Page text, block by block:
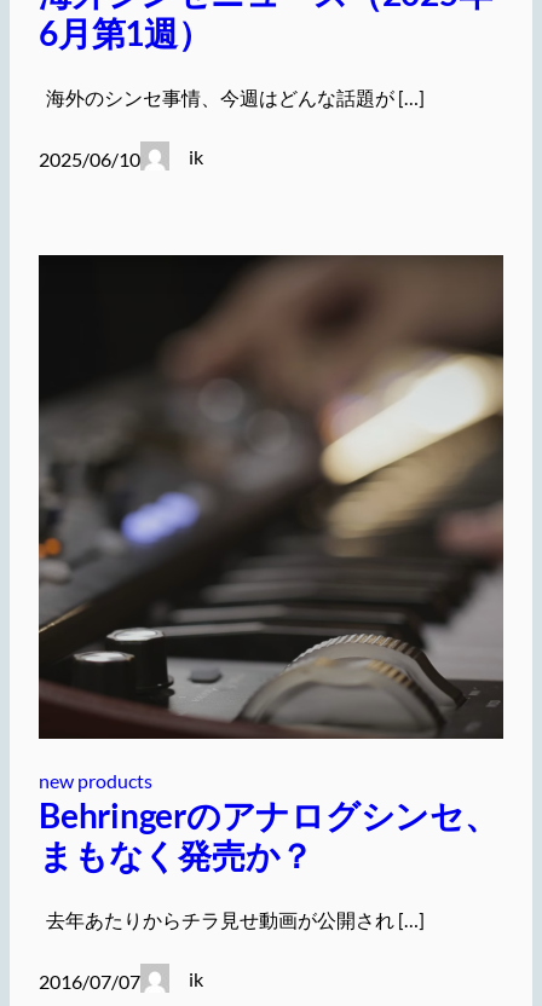
6月第1週）
海外のシンセ事情、今週はどんな話題が […]
2025/06/10 ik
new products
Behringerのアナログシンセ、
まもなく発売か？
去年あたりからチラ見せ動画が公開され […]
2016/07/07 ik